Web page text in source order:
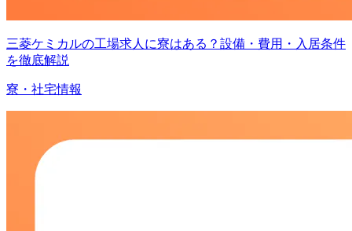
三菱ケミカルの工場求人に寮はある？設備・費用・入居条件
を徹底解説
寮・社宅情報